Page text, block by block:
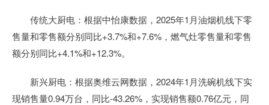
传统大厨电：根据中怡康数据，2025年1月油烟机线下零
售量和零售额分别同比+3.7%和+7.6%，燃气灶零售量和零售
额分别同比+4.1%和+12.3%。
新兴厨电：根据奥维云网数据，2024年1月洗碗机线下实
现销售量0.94万台，同比-43.26%，实现销售额0.76亿元，同